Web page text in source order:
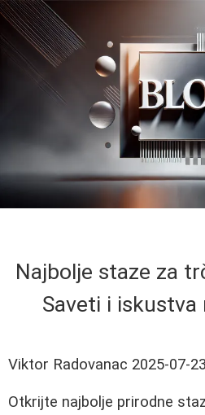
Najbolje staze za
Saveti i
Viktor Radovanac 2025-07-23
Otkrijte najbolje prirodne